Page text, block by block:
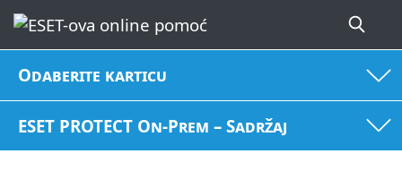
Odaberite karticu
ESET PROTECT On-Prem – Sadržaj